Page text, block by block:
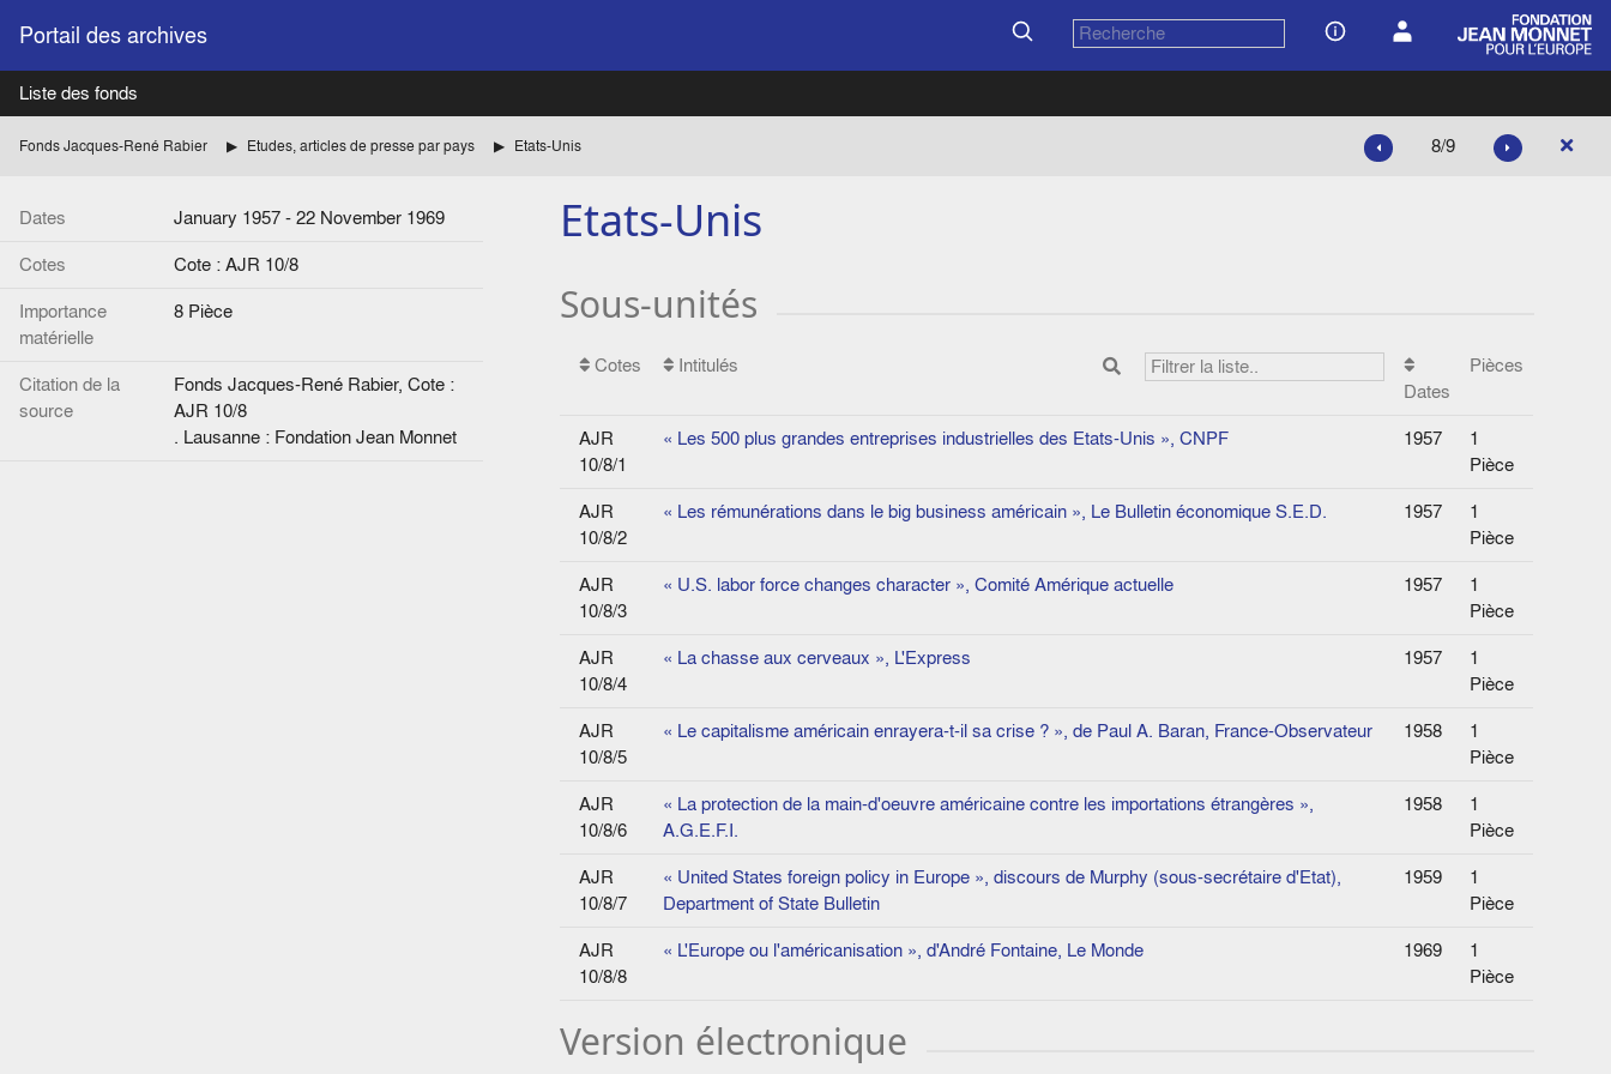
Portail des archives
Liste des fonds
Fonds Jacques-René Rabier Etudes, articles de presse par pays Etats-Unis 8/9
Dates
January 1957 - 22 November 1969
Cotes
Cote : AJR 10/8
Importance
matérielle
8 Pièce
Citation de la
source
Fonds Jacques-René Rabier, Cote :
AJR 10/8
. Lausanne : Fondation Jean Monnet
Etats-Unis
Sous-unités
Cotes
Intitulés
Dates
Pièces
AJR
10/8/1
« Les 500 plus grandes entreprises industrielles des Etats-Unis », CNPF 1957
1
Pièce
AJR
10/8/2
« Les rémunérations dans le big business américain », Le Bulletin économique S.E.D. 1957
1
Pièce
AJR
10/8/3
« U.S. labor force changes character », Comité Amérique actuelle 1957
1
Pièce
AJR
10/8/4
« La chasse aux cerveaux », L'Express 1957
1
Pièce
AJR
10/8/5
« Le capitalisme américain enrayera-t-il sa crise ? », de Paul A. Baran, France-Observateur 1958
1
Pièce
AJR
10/8/6
« La protection de la main-d'oeuvre américaine contre les importations étrangères »,
A.G.E.F.I.
1958
1
Pièce
AJR
10/8/7
« United States foreign policy in Europe », discours de Murphy (sous-secrétaire d'Etat),
Department of State Bulletin
1959
1
Pièce
AJR
10/8/8
« L'Europe ou l'américanisation », d'André Fontaine, Le Monde 1969
1
Pièce
Version électronique